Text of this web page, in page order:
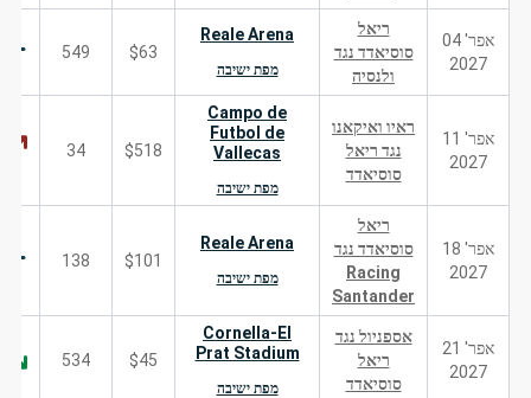
אפר' 04
2027
ריאל
סוסיאדד נגד
ולנסיה
Reale Arena
מפת ישיבה
$63
549
אפר' 11
2027
ראיו ואיקאנו
נגד ריאל
סוסיאדד
Campo de
Futbol de
Vallecas
מפת ישיבה
$518
34
אפר' 18
2027
ריאל
סוסיאדד נגד
Racing
Santander
Reale Arena
מפת ישיבה
$101
138
אפר' 21
2027
אספניול נגד
ריאל
סוסיאדד
Cornella-El
Prat Stadium
מפת ישיבה
$45
534